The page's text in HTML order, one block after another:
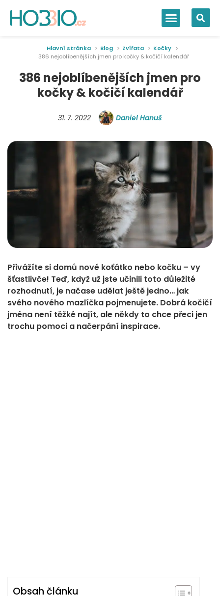
Hlavní stránka Blog Zvířata
Kočky
386 nejoblíbenějších jmen pro kočky & kočičí kalendář
386 nejoblíbenějších jmen pro
kočky & kočičí kalendář
31. 7. 2022 Daniel Hanuš
Přivážíte si domů nové koťátko nebo kočku – vy
šťastlivče! Teď, když už jste učinili toto důležité
rozhodnutí, je načase udělat ještě jedno… jak
svého nového mazlíčka pojmenujete. Dobrá kočičí
jména není těžké najít, ale někdy to chce přeci jen
trochu pomoci a načerpání inspirace.
Obsah článku